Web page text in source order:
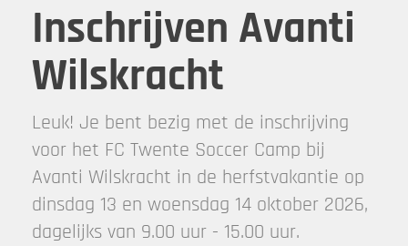
Inschrijven Avanti
Wilskracht
Leuk! Je bent bezig met de inschrijving
voor het FC Twente Soccer Camp bij
Avanti Wilskracht in de herfstvakantie op
dinsdag 13 en woensdag 14 oktober 2026,
dagelijks van 9.00 uur - 15.00 uur.